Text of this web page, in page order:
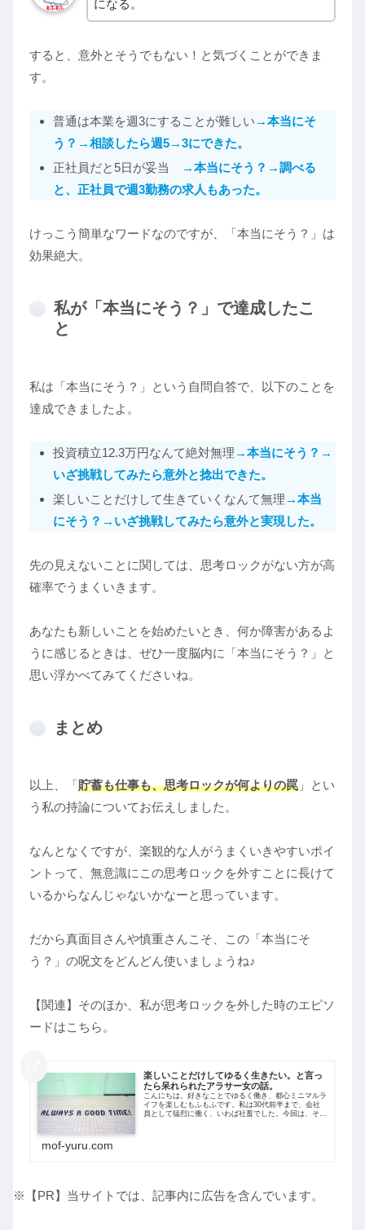
になる。
すると、意外とそうでもない！と気づくことができま
す。
普通は本業を週3にすることが難しい →本当にそ
う？→相談したら週5→3にできた。
正社員だと5日が妥当
→本当にそう？→調べる
と、正社員で週3勤務の求人もあった。
けっこう簡単なワードなのですが、「本当にそう？」は
効果絶大。
私が「本当にそう？」で達成したこ
と
私は「本当にそう？」という自問自答で、以下のことを
達成できましたよ。
投資積立12.3万円なんて絶対無理 →本当にそう？→
いざ挑戦してみたら意外と捻出できた。
楽しいことだけして生きていくなんて無理 →本当
にそう？→いざ挑戦してみたら意外と実現した。
先の見えないことに関しては、思考ロックがない方が高
確率でうまくいきます。
あなたも新しいことを始めたいとき、何か障害があるよ
うに感じるときは、ぜひ一度脳内に「本当にそう？」と
思い浮かべてみてくださいね。
まとめ
以上、「貯蓄も仕事も、思考ロックが何よりの罠 」とい
う私の持論についてお伝えしました。
なんとなくですが、楽観的な人がうまくいきやすいポイ
ントって、無意識にこの思考ロックを外すことに長けて
いるからなんじゃないかなーと思っています。
だから真面目さんや慎重さんこそ、この「本当にそ
う？」の呪文をどんどん使いましょうね♪
【関連】そのほか、私が思考ロックを外した時のエピソ
ードはこちら。
楽しいことだけしてゆるく生きたい。と言っ
たら呆れられたアラサー女の話。
こんにちは。好きなことでゆるく働き、都心ミニマルラ
イフを楽しむもふもふです。私は30代前半まで、会社
員として猛烈に働く、いわば社畜でした。今回は、そん
mof-yuru.com
※【PR】当サイトでは、記事内に広告を含んでいます。